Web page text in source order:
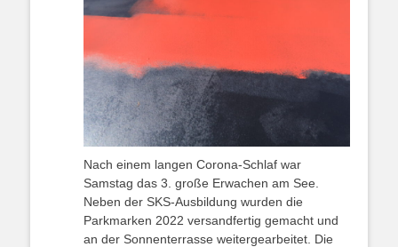
Nach einem langen Corona-Schlaf war
Samstag das 3. große Erwachen am See.
Neben der SKS-Ausbildung wurden die
Parkmarken 2022 versandfertig gemacht und
an der Sonnenterrasse weitergearbeitet. Die